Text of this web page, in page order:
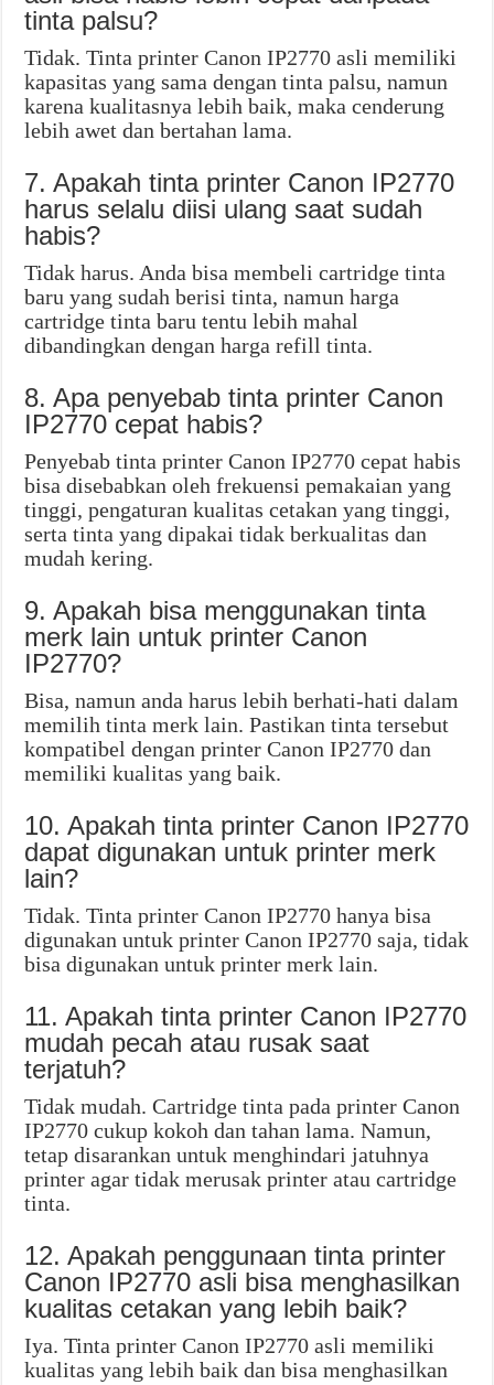
tinta palsu?
Tidak. Tinta printer Canon IP2770 asli memiliki
kapasitas yang sama dengan tinta palsu, namun
karena kualitasnya lebih baik, maka cenderung
lebih awet dan bertahan lama.
7. Apakah tinta printer Canon IP2770
harus selalu diisi ulang saat sudah
habis?
Tidak harus. Anda bisa membeli cartridge tinta
baru yang sudah berisi tinta, namun harga
cartridge tinta baru tentu lebih mahal
dibandingkan dengan harga refill tinta.
8. Apa penyebab tinta printer Canon
IP2770 cepat habis?
Penyebab tinta printer Canon IP2770 cepat habis
bisa disebabkan oleh frekuensi pemakaian yang
tinggi, pengaturan kualitas cetakan yang tinggi,
serta tinta yang dipakai tidak berkualitas dan
mudah kering.
9. Apakah bisa menggunakan tinta
merk lain untuk printer Canon
IP2770?
Bisa, namun anda harus lebih berhati-hati dalam
memilih tinta merk lain. Pastikan tinta tersebut
kompatibel dengan printer Canon IP2770 dan
memiliki kualitas yang baik.
10. Apakah tinta printer Canon IP2770
dapat digunakan untuk printer merk
lain?
Tidak. Tinta printer Canon IP2770 hanya bisa
digunakan untuk printer Canon IP2770 saja, tidak
bisa digunakan untuk printer merk lain.
11. Apakah tinta printer Canon IP2770
mudah pecah atau rusak saat
terjatuh?
Tidak mudah. Cartridge tinta pada printer Canon
IP2770 cukup kokoh dan tahan lama. Namun,
tetap disarankan untuk menghindari jatuhnya
printer agar tidak merusak printer atau cartridge
tinta.
12. Apakah penggunaan tinta printer
Canon IP2770 asli bisa menghasilkan
kualitas cetakan yang lebih baik?
Iya. Tinta printer Canon IP2770 asli memiliki
kualitas yang lebih baik dan bisa menghasilkan